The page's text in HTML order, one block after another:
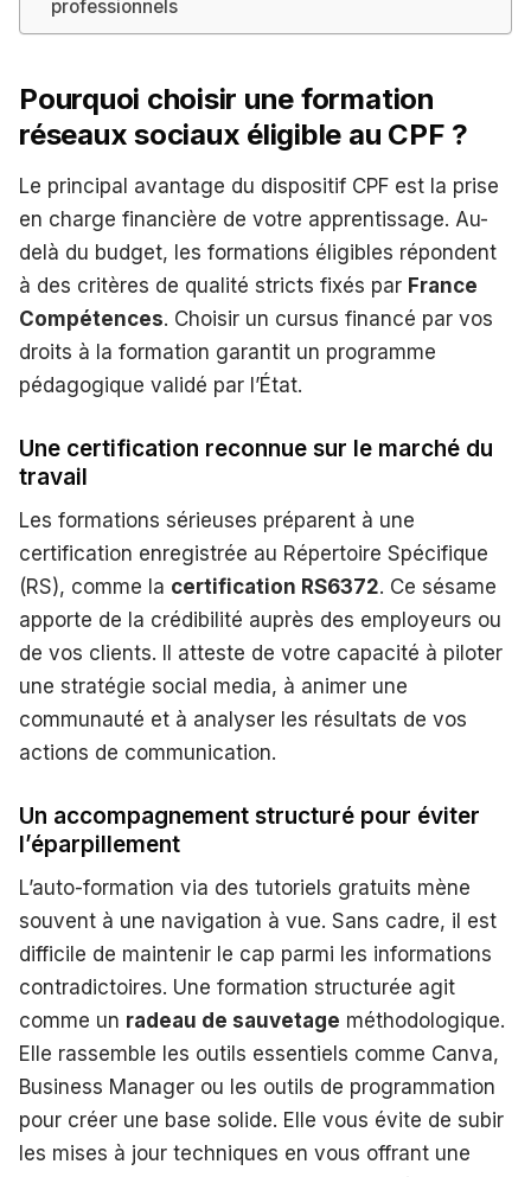
professionnels
Pourquoi choisir une formation
réseaux sociaux éligible au CPF ?
Le principal avantage du dispositif CPF est la prise
en charge financière de votre apprentissage. Au-
delà du budget, les formations éligibles répondent
à des critères de qualité stricts fixés par France
Compétences. Choisir un cursus financé par vos
droits à la formation garantit un programme
pédagogique validé par l’État.
Une certification reconnue sur le marché du
travail
Les formations sérieuses préparent à une
certification enregistrée au Répertoire Spécifique
(RS), comme la certification RS6372. Ce sésame
apporte de la crédibilité auprès des employeurs ou
de vos clients. Il atteste de votre capacité à piloter
une stratégie social media, à animer une
communauté et à analyser les résultats de vos
actions de communication.
Un accompagnement structuré pour éviter
l’éparpillement
L’auto-formation via des tutoriels gratuits mène
souvent à une navigation à vue. Sans cadre, il est
difficile de maintenir le cap parmi les informations
contradictoires. Une formation structurée agit
comme un radeau de sauvetage méthodologique.
Elle rassemble les outils essentiels comme Canva,
Business Manager ou les outils de programmation
pour créer une base solide. Elle vous évite de subir
les mises à jour techniques en vous offrant une